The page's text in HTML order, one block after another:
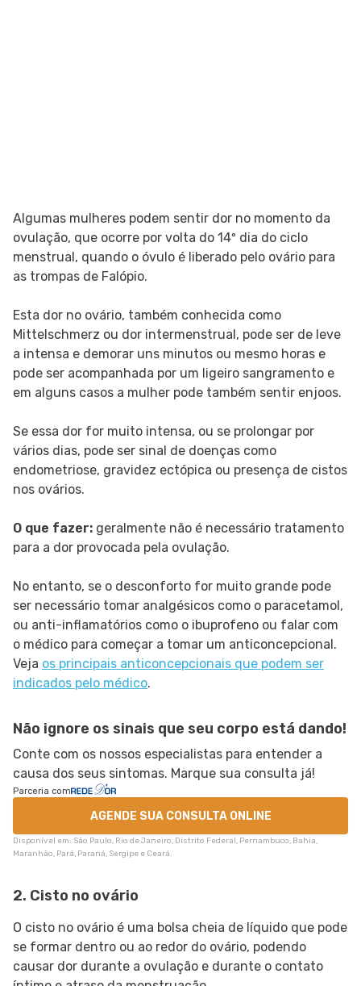
Algumas mulheres podem sentir dor no momento da
ovulação, que ocorre por volta do 14º dia do ciclo
menstrual, quando o óvulo é liberado pelo ovário para
as trompas de Falópio.
Esta dor no ovário, também conhecida como
Mittelschmerz ou dor intermenstrual, pode ser de leve
a intensa e demorar uns minutos ou mesmo horas e
pode ser acompanhada por um ligeiro sangramento e
em alguns casos a mulher pode também sentir enjoos.
Se essa dor for muito intensa, ou se prolongar por
vários dias, pode ser sinal de doenças como
endometriose, gravidez ectópica ou presença de cistos
nos ovários.
O que fazer: geralmente não é necessário tratamento
para a dor provocada pela ovulação.
No entanto, se o desconforto for muito grande pode
ser necessário tomar analgésicos como o paracetamol,
ou anti-inflamatórios como o ibuprofeno ou falar com
o médico para começar a tomar um anticoncepcional.
Veja os principais anticoncepcionais que podem ser
indicados pelo médico.
Não ignore os sinais que seu corpo está dando!
Conte com os nossos especialistas para entender a
causa dos seus sintomas. Marque sua consulta já!
Parceria com
AGENDE SUA CONSULTA ONLINE
Disponível em: São Paulo, Rio de Janeiro, Distrito Federal, Pernambuco, Bahia,
Maranhão, Pará, Paraná, Sergipe e Ceará.
2. Cisto no ovário
O cisto no ovário é uma bolsa cheia de líquido que pode
se formar dentro ou ao redor do ovário, podendo
causar dor durante a ovulação e durante o contato